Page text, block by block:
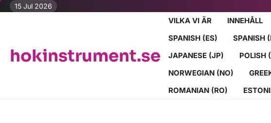
Skip15 Jul 2026
hokinstrument.se
VILKA VI ÄR INNEHÅLL
SPANISH (ES)
SPANISH
JAPANESE (JP)
POLISH
NORWEGIAN (NO)
ROMANIAN (RO)